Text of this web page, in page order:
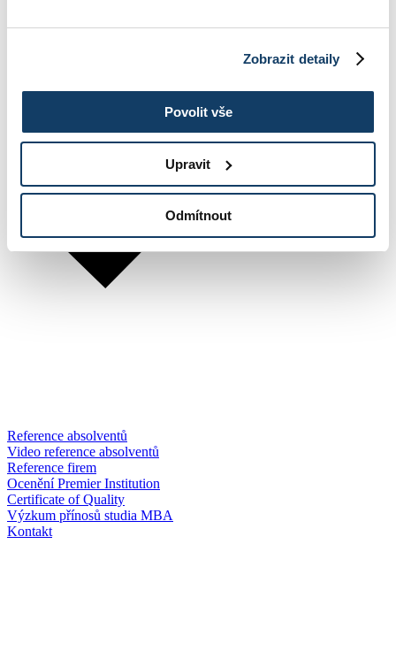
Zobrazit detaily
Povolit vše
Upravit
Odmítnout
Reference absolventů
Video reference absolventů
Reference firem
Ocenění Premier Institution
Certificate of Quality
Výzkum přínosů studia MBA
Kontakt